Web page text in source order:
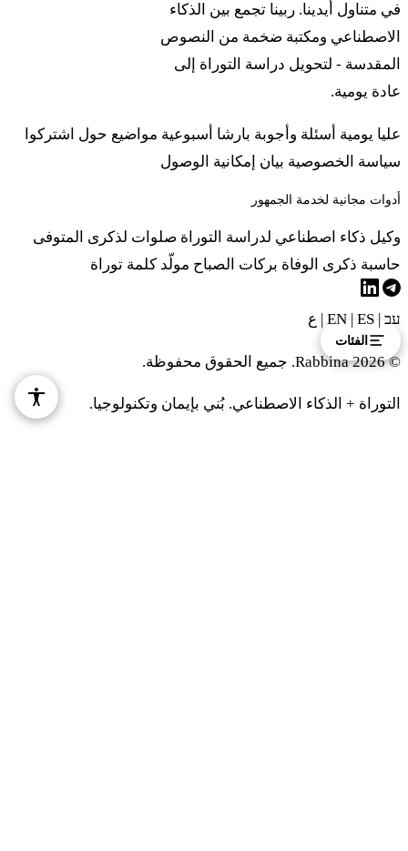
الفئات
٢٧. فِهِشكاه إت هَمايِم فِهايتاه إيم نِطميئاه فَتِمعول مَعَل
بِئيشاه وفائو فاه هَمايِم هَمأَرَريم لِماريم فِتسافتاه بِطناه
כח
וְאִם לֹא נִטְמְאָה הָאִשָּׁה וּטְהֹרָה הִוא וְנִקְּתָה
וְנִזְרְעָה זָרַע׃
زارَع
כט
אִישָׁהּ וְנִטְמָאָה׃
فِنِطمائاه
في متناول أيدينا. ربينا تجمع بين الذكاء
الاصطناعي ومكتبة ضخمة من النصوص
المقدسة - لتحويل دراسة التوراة إلى
عادة يومية.
عليا يومية أسئلة وأجوبة بارشا أسبوعية مواضيع حول اشتركوا
سياسة الخصوصية بيان إمكانية الوصول
أدوات مجانية لخدمة الجمهور
وكيل ذكاء اصطناعي لدراسة التوراة صلوات لذكرى المتوفى
حاسبة ذكرى الوفاة بركات الصباح مولّد كلمة توراة
עב |
| ES
| ع
© 2026 Rabbina. جميع الحقوق محفوظة.
التوراة + الذكاء الاصطناعي. بُني بإيمان وتكنولوجيا.